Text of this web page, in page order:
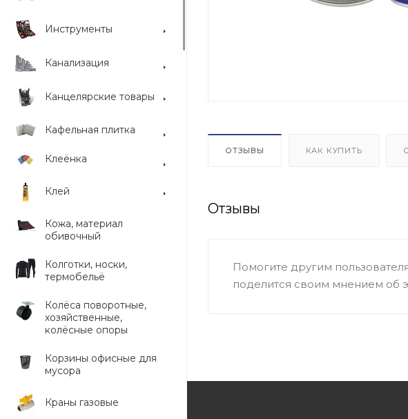
Инструменты
Канализация
Канцелярские товары
Кафельная плитка
Клеёнка
Клей
Кожа, материал
обивочный
Колготки, носки,
термобельё
Колёса поворотные,
хозяйственные,
колёсные опоры
Корзины офисные для
мусора
Краны газовые
ОТЗЫВЫ КАК КУПИТЬ
Отзывы
Помогите другим
поделится своим мнением об